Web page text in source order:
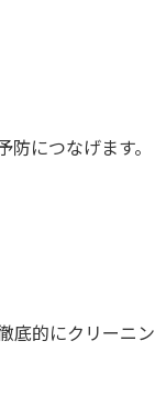
防につなげます。
底的にクリーニン